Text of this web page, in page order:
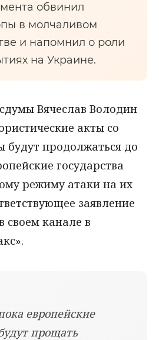
обвинил
в молчаливом
и напомнил о роли
на Украине.
Вячеслав Володин
акты со
будут продолжаться до
государства
режиму атаки на их
заявление
своем канале в
европейские
прощать